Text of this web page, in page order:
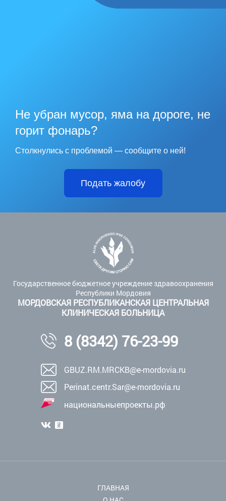
Не убран мусор, яма на дороге, не
горит фонарь?
Столкнулись с проблемой — сообщите о ней!
Подать жалобу
Государственное бюджетное учреждение здравоохранения
Республики Мордовия
МОРДОВСКАЯ РЕСПУБЛИКАНСКАЯ ЦЕНТРАЛЬНАЯ
КЛИНИЧЕСКАЯ БОЛЬНИЦА
8 (8342) 76-23-99
GBUZ.RM.MRCKB@e-mordovia.ru
Perinat.centr.Sar@e-mordovia.ru
национальныепроекты.рф
ГЛАВНАЯ